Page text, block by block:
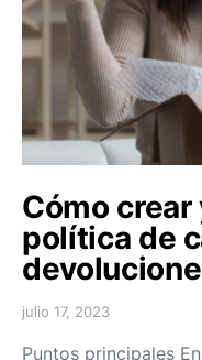
Cómo
política de
julio 17, 2023
Puntos principales